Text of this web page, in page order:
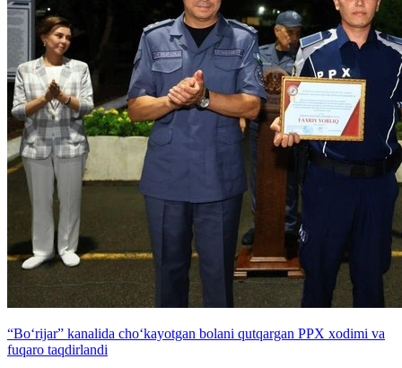
“Bo‘rijar” kanalida cho‘kayotgan bolani qutqargan PPX xodimi va
fuqaro taqdirlandi